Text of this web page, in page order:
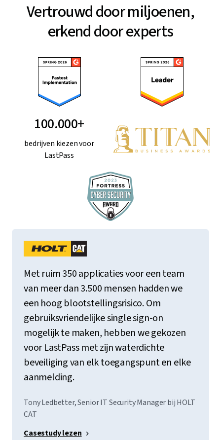
Vertrouwd door miljoenen,
erkend door experts
100.000+
bedrijven kiezen voor
LastPass
Met ruim 350 applicaties voor een team
van meer dan 3.500 mensen hadden we
een hoog blootstellingsrisico. Om
gebruiksvriendelijke single sign-on
mogelijk te maken, hebben we gekozen
voor LastPass met zijn waterdichte
beveiliging van elk toegangspunt en elke
aanmelding.
Tony Ledbetter, Senior IT Security Manager bij HOLT
CAT
Casestudy lezen